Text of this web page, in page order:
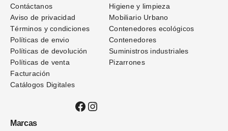
Contáctanos
Aviso de privacidad
Términos y condiciones
Políticas de envio
Políticas de devolución
Políticas de venta
Facturación
Catálogos Digitales
Facebook
Instagram
Higiene y limpieza
Mobiliario Urbano
Contenedores ecológicos
Contenedores
Suministros industriales
Pizarrones
Marcas